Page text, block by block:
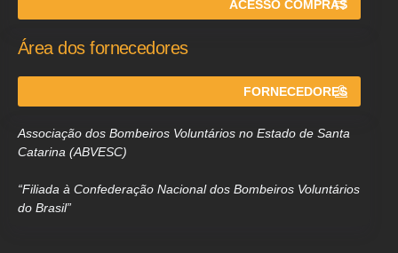
ACESSO COMPRAS
Área dos fornecedores
FORNECEDORES
Associação dos Bombeiros Voluntários no Estado de Santa
Catarina (ABVESC)
“Filiada à Confederação Nacional dos Bombeiros Voluntários
do Brasil”